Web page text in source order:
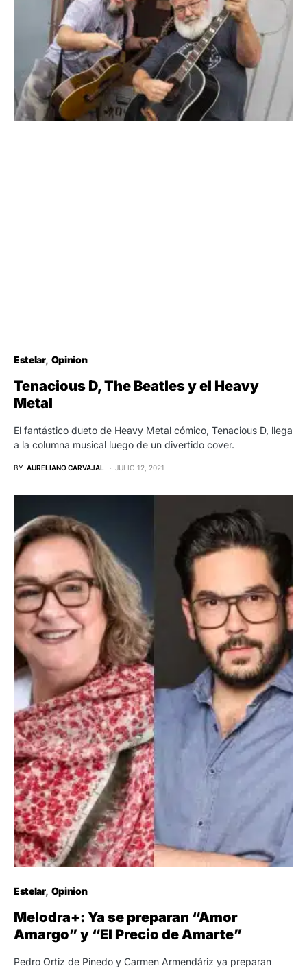
Estelar Opinion
Tenacious D, The Beatles y el Heavy
Metal
El fantástico dueto de Heavy Metal cómico, Tenacious D, llega
a la columna musical luego de un divertido cover.
BY AURELIANO CARVAJAL JULIO 12, 2021
Estelar Opinion
Melodra+: Ya se preparan “Amor
Amargo” y “El Precio de Amarte”
Pedro Ortiz de Pinedo y Carmen Armendáriz ya preparan